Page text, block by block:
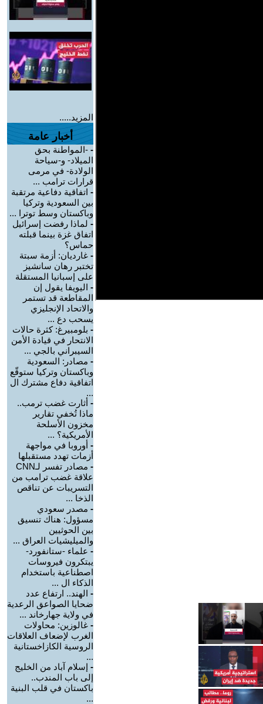
المزيد.....
أخبار عامة
- -المواطنة بحق
الميلاد- و-سياحة
الولادة- في مرمى
قرارات ترامب ...
- اتفاقية دفاعية مرتقبة
بين السعودية وتركيا
وباكستان وسط توترا ...
- لماذا رفضت إسرائيل
اتفاق غزة بينما قبلته
حماس؟
- غارديان: أزمة سبتة
تختبر رهان سانشيز
على إسبانيا المستقلة
- اليويفا يقول إن
المقاطعة قد تستمر
والاتحاد الإنجليزي
يسحب دع ...
- بلومبيرغ: كثرة حالات
الانتحار في قيادة الأمن
السيبراني بالجي ...
- مصادر: السعودية
وباكستان وتركيا ستوقّع
اتفاقية دفاع مشترك ال
...
- أثارت غضب ترمب..
ماذا تُخفي تقارير
مخزون الأسلحة
الأمريكية؟ ...
- أوروبا في مواجهة
أزمات تهدد مستقبلها
-
مصادر تفسر لـCNN
علاقة غضب ترامب من
التسريبات عن تناقص
الذخا ...
- مصدر سعودي
مسؤول: هناك تنسيق
بين الحوثيين
والميليشيات العراق ...
- علماء -ستانفورد-
يبتكرون فيروسات
اصطناعية باستخدام
الذكاء ال ...
- الهند.. ارتفاع عدد
ضحايا الصواعق الرعدية
في ولاية جهارخاند ...
- غالوزين: محاولات
الغرب لإضعاف العلاقات
الروسية الكازاخستانية
...
- إسلام آباد من الخليج
إلى باب المندب..
باكستان في قلب البنية
...